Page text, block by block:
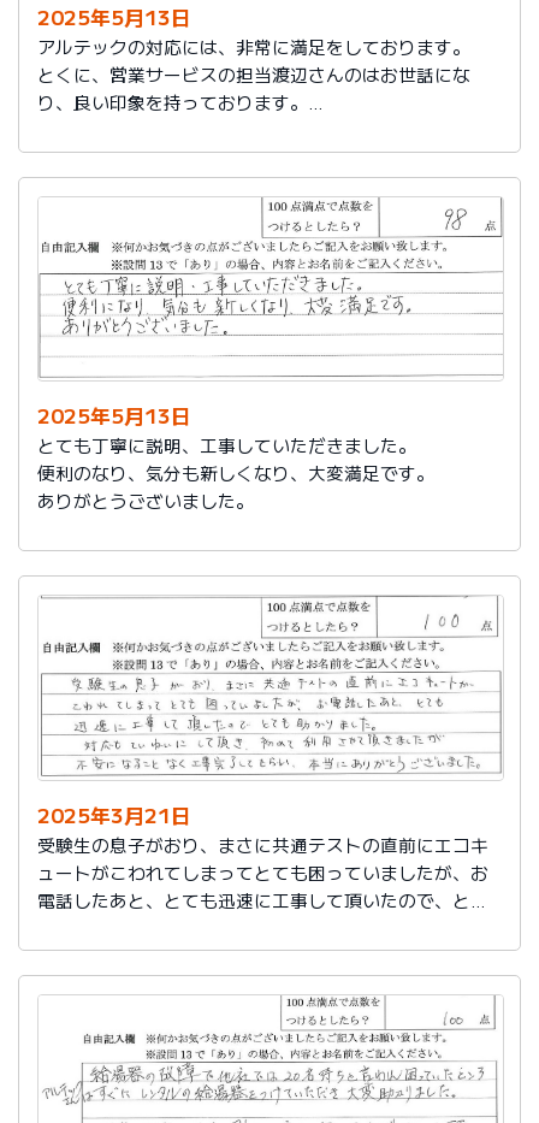
2025年5月13日
アルテックの対応には、非常に満足をしております。
とくに、営業サービスの担当渡辺さんのはお世話にな
り、良い印象を持っております。
2025年5月13日
とても丁寧に説明、工事していただきました。
便利のなり、気分も新しくなり、大変満足です。
ありがとうございました。
2025年3月21日
受験生の息子がおり、まさに共通テストの直前にエコキ
ュートがこわれてしまってとても困っていましたが、お
電話したあと、とても迅速に工事して頂いたので、とて
対応もていねいして頂き、初めて利用させて頂きました
が不安になることなく工事完了してもらい、本当にあり